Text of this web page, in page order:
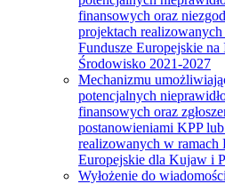
finansowych oraz
projektach
Fundusze Europejskie
Środowisko 2021-2027
Mechanizmu
potencjalnych
finansowych oraz
postanowieniami KPP
realizowanych w ramach
Europejskie dla Kujaw i
Wyłożenie do